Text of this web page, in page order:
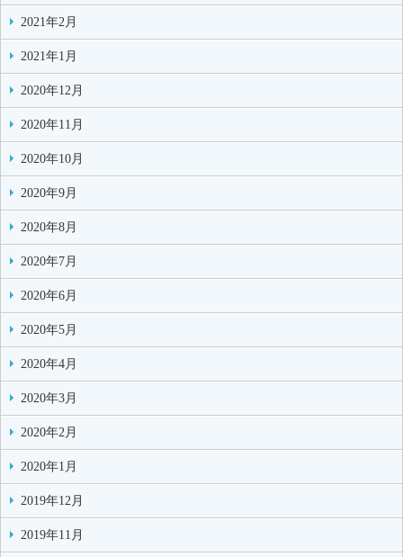
2021年2月
2021年1月
2020年12月
2020年11月
2020年10月
2020年9月
2020年8月
2020年7月
2020年6月
2020年5月
2020年4月
2020年3月
2020年2月
2020年1月
2019年12月
2019年11月